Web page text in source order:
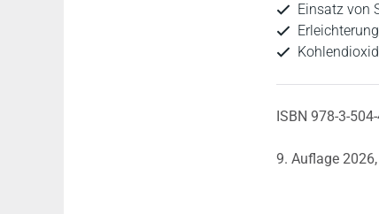
Einsatz von
ISBN 978-3-
9. Auflage 2026,